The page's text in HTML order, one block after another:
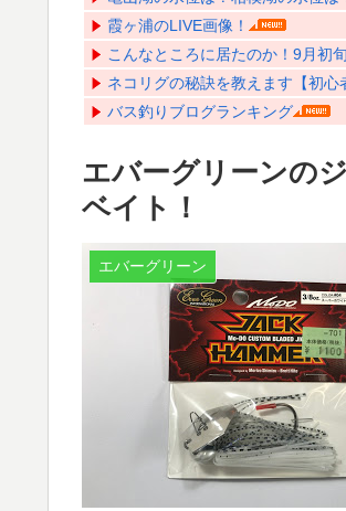
霞ヶ浦のLIVE画像！
こんなところに居たのか！9月初
ネコリグの秘訣を教えます【初心
バス釣りブログランキング
エバーグリーンの
ベイト！
エバーグリーン